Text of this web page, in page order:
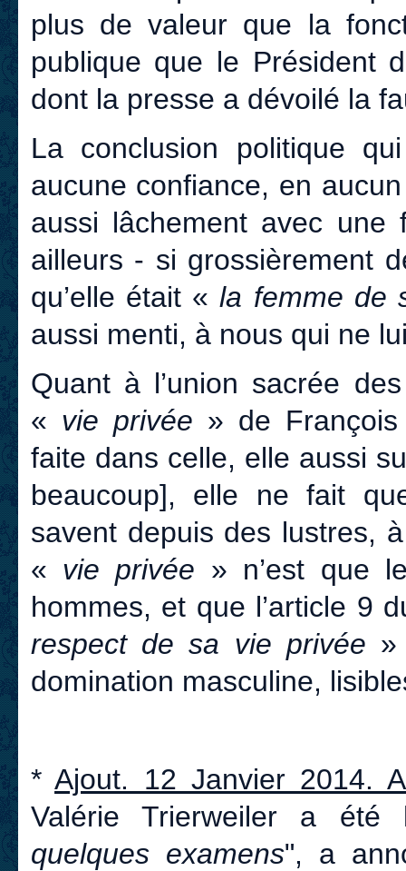
plus de valeur que la
publique que le Président
dont la presse a dévoilé la
La conclusion politique
aucune confiance, en
aussi lâchement avec
ailleurs - si grossièrement
qu’elle était «la femme de
aussi menti, à nous qui ne
Quant à l’union sacrée
« vie privée » de François
faite dans celle, elle aussi
beaucoup], elle ne fait
savent depuis des lustres,
« vie privée » n’est que
hommes, et que l’article 9
respect de sa vie privée »
domination masculine,
*Ajout. 12 Janvier 2014.
Valérie Trierweiler a été
quelques examens", a